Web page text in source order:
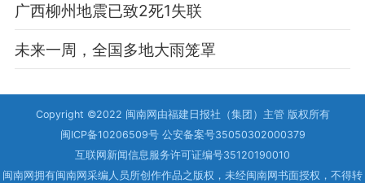
广西柳州地震已致2死1失联
未来一周，全国多地大雨笼罩
Copyright ©2022 闽南网由福建日报社（集团）主管 版权所有
闽ICP备10206509号 公安备案号35050302000379
互联网新闻信息服务许可证编号35120190010
闽南网拥有闽南网采编人员所创作作品之版权，未经闽南网书面授权，不得转